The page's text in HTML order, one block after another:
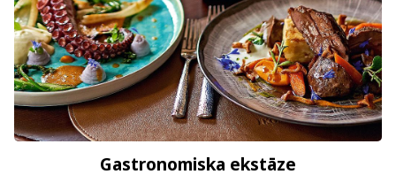
Gastronomiska ekstāze